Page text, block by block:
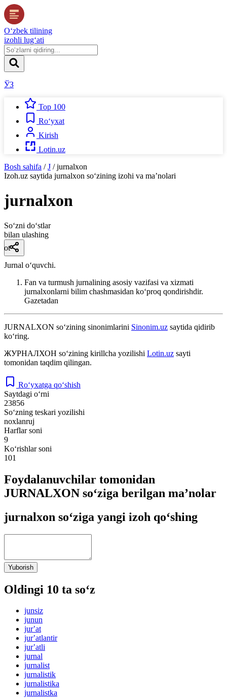
O‘zbek tilining
izohli lug‘ati
ЎЗ
Top 100
Ro‘yxat
Kirish
Lotin.uz
Bosh sahifa / J / jurnalxon
Izoh.uz saytida jurnalxon so‘zining izohi va ma’nolari
jurnalxon
So‘zni do‘stlar
bilan ulashing
ot
Jurnal oʻquvchi.
Fan va turmush jurnalining asosiy vazifasi va xizmati
jurnalxonlarni bilim chashmasidan koʻproq qondirishdir.
Gazetadan
JURNALXON so‘zining sinonimlarini Sinonim.uz saytida qidirib
ko‘ring.
ЖУРНАЛХОН so‘zining kirillcha yozilishi Lotin.uz sayti
tomonidan taqdim qilingan.
Ro‘yxatga qo‘shish
Saytdagi o‘rni
23856
So‘zning teskari yozilishi
noxlanruj
Harflar soni
9
Ko‘rishlar soni
101
Foydalanuvchilar tomonidan
JURNALXON so‘ziga berilgan ma’nolar
jurnalxon so‘ziga yangi izoh qo‘shing
Yuborish
Oldingi 10 ta so‘z
junsiz
junun
jurʼat
jurʼatlantir
jurʼatli
jurnal
jurnalist
jurnalistik
jurnalistika
jurnalistka